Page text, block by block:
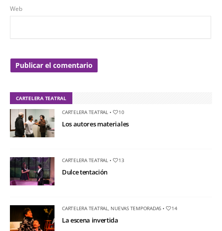
Web
CARTELERA TEATRAL
CARTELERA TEATRAL• 10
Los autores materiales
CARTELERA TEATRAL• 13
Dulce tentación
CARTELERA TEATRAL, NUEVAS TEMPORADAS • 14
La escena invertida